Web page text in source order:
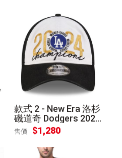
款式 2 - New Era 洛杉
磯道奇 Dodgers 2024
世界大賽冠軍 紀念帽
售價 $1,280